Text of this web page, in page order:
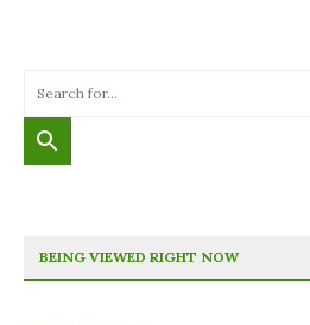
BEING VIEWED RIGHT NOW